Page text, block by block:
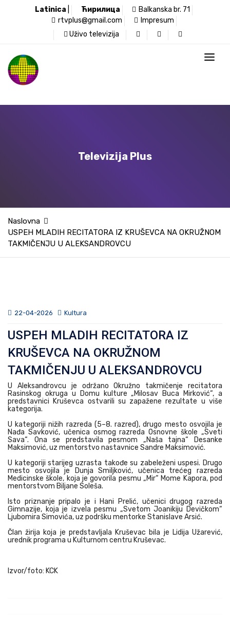
Latinica Ћирилица
Balkanska br. 71
rtvplus@gmail.com
Impresum
Uživo televizija
Televizija Plus
Naslovna
USPEH MLADIH RECITATORA IZ KRUŠEVCA NA OKRUŽNOM
TAKMIČENJU U ALEKSANDROVCU
22-04-2026 Kultura
USPEH MLADIH RECITATORA IZ
KRUŠEVCA NA OKRUŽNOM
TAKMIČENJU U ALEKSANDROVCU
U Aleksandrovcu je održano Okružno takmičenje recitatora
Rasinskog okruga u Domu kulture „Milosav Buca Mirković“, a
predstavnici Kruševca ostvarili su zapažene rezultate u više
kategorija.
U kategoriji nižih razreda (5–8. razred), drugo mesto osvojila je
Nađa Savković, učenica osmog razreda Osnovne škole „Sveti
Sava“. Ona se predstavila pesmom „Naša tajna“ Desanke
Maksimović, uz mentorstvo nastavnice Sandre Maksimović.
U kategoriji starijeg uzrasta takođe su zabeleženi uspesi. Drugo
mesto osvojila je Dunja Smiljković, učenica trećeg razreda
Medicinske škole, koja je govorila pesmu „Mir“ Mome Kapora, pod
mentorstvom Biljane Soleša.
Isto priznanje pripalo je i Hani Prelić, učenici drugog razreda
Gimnazije, koja je izvela pesmu „Svetom Joanikiju Devičkom“
Ljubomira Simovića, uz podršku mentorke Stanislave Arsić.
Član žirija koja je predstavljala Kruševac bila je Lidija Užarević,
urednik programa u Kulturnom centru Kruševac.
Izvor/foto: KCK